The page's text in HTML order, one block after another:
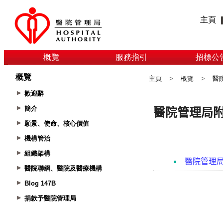
主頁
概覽 服務指引 招標公
概覽
歡迎辭
簡介
願景、使命、核心價值
機構管治
組織架構
醫院聯網、醫院及醫療機構
Blog 147B
捐款予醫院管理局
主頁 > 概覽 > 醫